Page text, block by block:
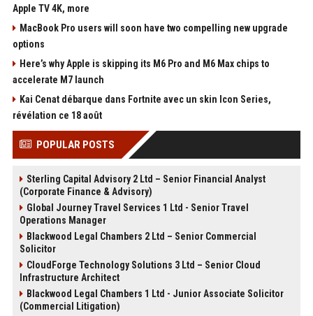
Apple TV 4K, more
MacBook Pro users will soon have two compelling new upgrade
options
Here’s why Apple is skipping its M6 Pro and M6 Max chips to
accelerate M7 launch
Kai Cenat débarque dans Fortnite avec un skin Icon Series,
révélation ce 18 août
POPULAR POSTS
Sterling Capital Advisory 2 Ltd – Senior Financial Analyst
(Corporate Finance & Advisory)
Global Journey Travel Services 1 Ltd - Senior Travel
Operations Manager
Blackwood Legal Chambers 2 Ltd – Senior Commercial
Solicitor
CloudForge Technology Solutions 3 Ltd – Senior Cloud
Infrastructure Architect
Blackwood Legal Chambers 1 Ltd - Junior Associate Solicitor
(Commercial Litigation)